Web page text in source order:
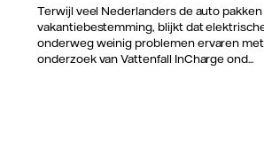
Terwijl veel Nederlanders de auto
vakantiebestemming, blijkt dat
onderweg weinig problemen ervaren
onderzoek van Vattenfall InCharge ond...